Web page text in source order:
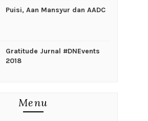
Puisi, Aan Mansyur dan AADC
Gratitude Jurnal #DNEvents
2018
Menu